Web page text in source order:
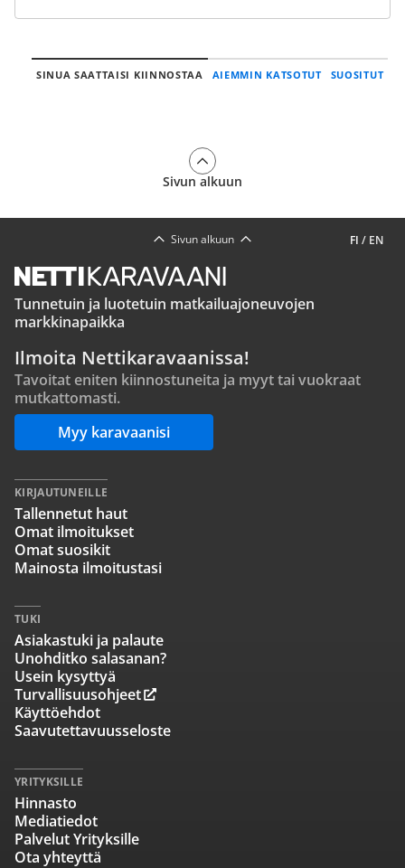
SINUA SAATTAISI KIINNOSTAA AIEMMIN KATSOTUT SUOSITUT
Sivun alkuun
FI / EN
Sivun alkuun
Tunnetuin ja luotetuin matkailuajoneuvojen
markkinapaikka
Ilmoita Nettikaravaanissa!
Tavoitat eniten kiinnostuneita ja myyt tai vuokraat
mutkattomasti.
Myy karavaanisi
KIRJAUTUNEILLE
Tallennetut haut
Omat ilmoitukset
Omat suosikit
Mainosta ilmoitustasi
TUKI
Asiakastuki ja palaute
Unohditko salasanan?
Usein kysyttyä
Turvallisuusohjeet
Käyttöehdot
Saavutettavuusseloste
YRITYKSILLE
Hinnasto
Mediatiedot
Palvelut Yrityksille
Ota yhteyttä